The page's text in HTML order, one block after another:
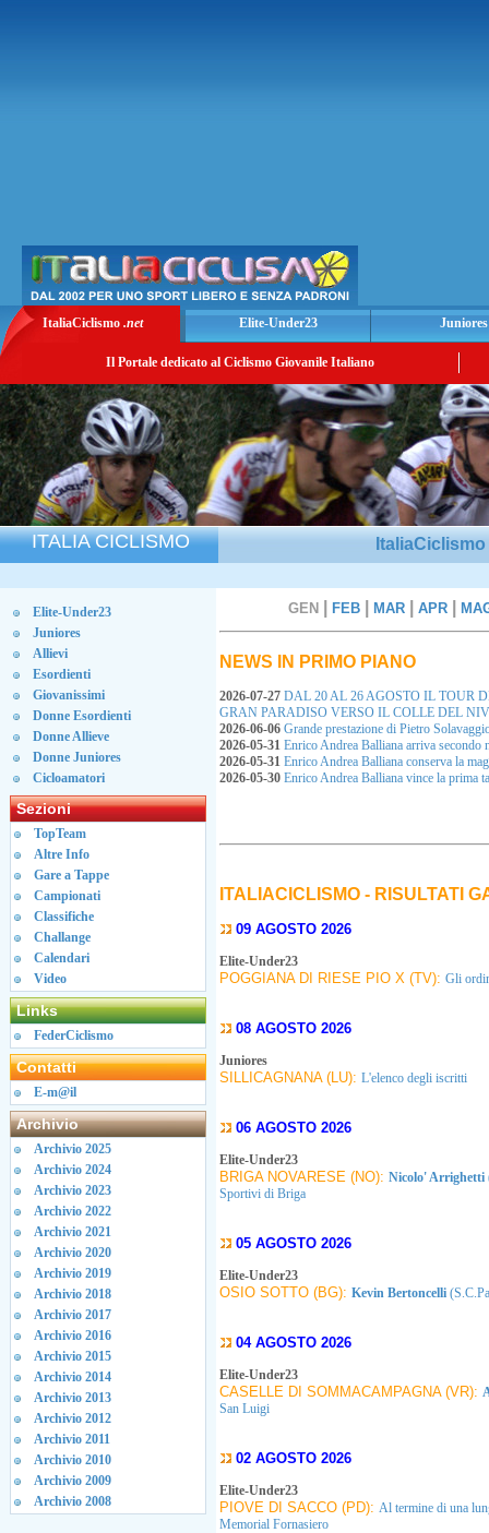
ItaliaCiclismo .net Elite-Under23 Juniores
Il Portale dedicato al Ciclismo Giovanile Italiano
ITALIA CICLISMO
Elite-Under23
Juniores
Allievi
Esordienti
Giovanissimi
Donne Esordienti
Donne Allieve
Donne Juniores
Cicloamatori
Sezioni
TopTeam
Altre Info
Gare a Tappe
Campionati
Classifiche
Challange
Calendari
Video
Links
FederCiclismo
Contatti
E-m@il
Archivio
Archivio 2025
Archivio 2024
Archivio 2023
Archivio 2022
Archivio 2021
Archivio 2020
Archivio 2019
Archivio 2018
Archivio 2017
Archivio 2016
Archivio 2015
Archivio 2014
Archivio 2013
Archivio 2012
Archivio 2011
Archivio 2010
Archivio 2009
Archivio 2008
GEN FEB MAR APR
NEWS IN PRIMO PIANO
2026-07-27 DAL 20 AL 26 AGOSTO IL TOUR
GRAN PARADISO VERSO IL COLLE DEL
2026-06-06 Grande prestazione di Pietro
2026-05-31 Enrico Andrea Balliana arriva
2026-05-31 Enrico Andrea Balliana conserva la
2026-05-30 Enrico Andrea Balliana vince la prima
ITALIACICLISMO - RISULTATI
09 AGOSTO 2026
Elite-Under23
POGGIANA DI RIESE PIO X (TV): Gli
08 AGOSTO 2026
Juniores
SILLICAGNANA (LU): L'elenco degli iscritti
06 AGOSTO 2026
Elite-Under23
BRIGA NOVARESE (NO): Nicolo' Arrighetti
Sportivi di Briga
05 AGOSTO 2026
Elite-Under23
OSIO SOTTO (BG): Kevin Bertoncelli
04 AGOSTO 2026
Elite-Under23
CASELLE DI SOMMACAMPAGNA (VR):
San Luigi
02 AGOSTO 2026
Elite-Under23
PIOVE DI SACCO (PD): Al termine di una
Memorial Fornasiero